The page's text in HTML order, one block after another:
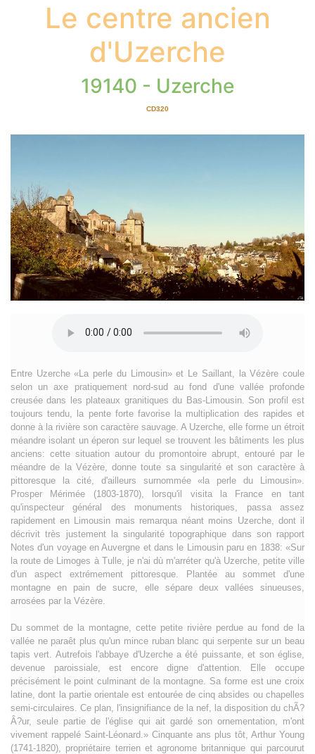
Le centre ancien
d'Uzerche
19140 - Uzerche
CD320
Entre Uzerche «La perle du Limousin» et Le Saillant, la Vézère coule
selon un axe pratiquement nord-sud au fond d'une vallée profonde
creusée dans les plateaux granitiques du Bas-Limousin. Son profil est
toujours tendu, la pente forte favorise la multiplication des rapides et
donne à la rivière son caractère sauvage. A Uzerche, elle forme un étroit
méandre isolant un éperon sur lequel se trouvent les bâtiments les plus
anciens: cette situation autour du promontoire abrupt, entouré par le
méandre de la Vézère, donne toute sa singularité et son caractère à
pittoresque la cité, d'ailleurs surnommée «la perle du Limousin».
Prosper Mérimée (1803-1870), lorsqu'il visita la France en tant
qu'inspecteur général des monuments historiques, passa assez
rapidement en Limousin mais remarqua néant moins Uzerche, dont il
décrivit très justement la singularité topographique dans son rapport
Notes d'un voyage en Auvergne et dans le Limousin paru en 1838: «Sur
la route de Limoges à Tulle, je n'ai dù m'arréter qu'à Uzerche, petite ville
d'un aspect extrémement pittoresque. Plantée au sommet d'une
montagne en pain de sucre, elle sépare deux vallées sinueuses,
arrosées par la Vézère.
Du sommet de la montagne, cette petite rivière perdue au fond de la
vallée ne paraêt plus qu'un mince ruban blanc qui serpente sur un beau
tapis vert. Autrefois l'abbaye d'Uzerche a été puissante, et son église,
devenue paroissiale, est encore digne d'attention. Elle occupe
précisément le point culminant de la montagne. Sa forme est une croix
latine, dont la partie orientale est entourée de cinq absides ou chapelles
semi-circulaires. Ce plan, l'insignifiance de la nef, la disposition du chÃ?
Â?ur, seule partie de l'église qui ait gardé son ornementation, m'ont
vivement rappelé Saint-Léonard.» Cinquante ans plus tôt, Arthur Young
(1741-1820), propriétaire terrien et agronome britannique qui parcourut